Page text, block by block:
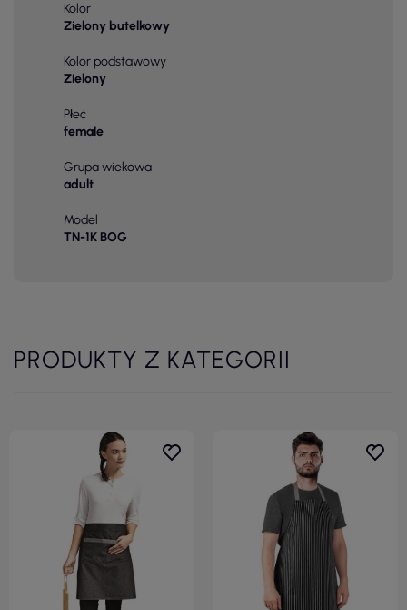
Kolor
Zielony butelkowy
Kolor podstawowy
Zielony
Płeć
female
Grupa wiekowa
adult
Model
TN-1K BOG
PRODUKTY Z KATEGORII